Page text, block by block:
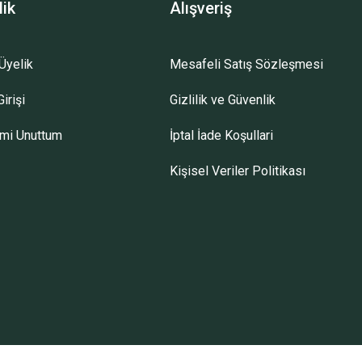
Unuttum
Alışveriş
Mesafeli Satış Sözleşmesi
Gizlilik ve Güvenlik
İptal İade Koşullari
Kişisel Veriler Politikası